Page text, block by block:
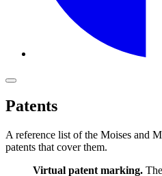
Patents
A reference list of the Moises and
patents that cover them.
Virtual patent marking.